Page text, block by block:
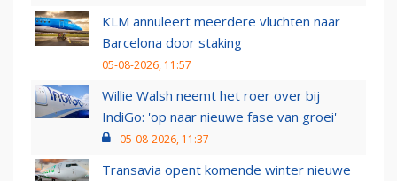
KLM annuleert meerdere vluchten naar
Barcelona door staking
05-08-2026, 11:57
Willie Walsh neemt het roer over bij
IndiGo: 'op naar nieuwe fase van groei'
05-08-2026, 11:37
Transavia opent komende winter nieuwe